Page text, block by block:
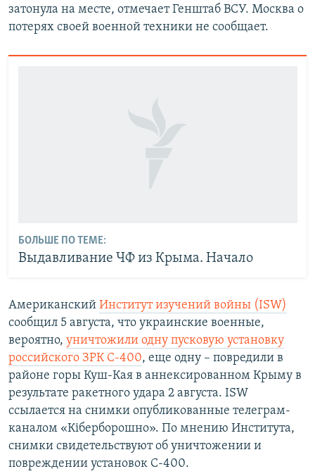
затонула на месте, отмечает Генштаб ВСУ. Москва о
потерях своей военной техники не сообщает.
БОЛЬШЕ ПО ТЕМЕ:
Выдавливание ЧФ из Крыма. Начало
Американский Институт изучений войны (ISW)
сообщил 5 августа, что украинские военные,
вероятно, уничтожили одну пусковую установку
российского ЗРК С-400, еще одну – повредили в
районе горы Куш-Кая в аннексированном Крыму в
результате ракетного удара 2 августа. ISW
ссылается на снимки опубликованные телеграм-
каналом «Кіберборошно». По мнению Института,
снимки свидетельствуют об уничтожении и
повреждении установок С-400.